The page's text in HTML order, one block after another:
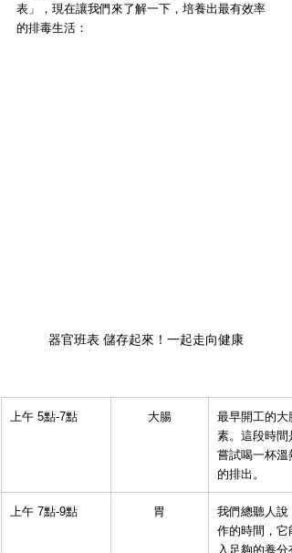
表」，現在讓我們來了解一下，培養出最有效率
的排毒生活：
器官班表 儲存起來！一起走向健康
上午 5點-7點 大腸
最早開工的大
素。這段時間
嘗試喝一杯溫
的排出。
​上午 7點-9點 胃
我們總聽人說
作的時間，它
入足夠的養